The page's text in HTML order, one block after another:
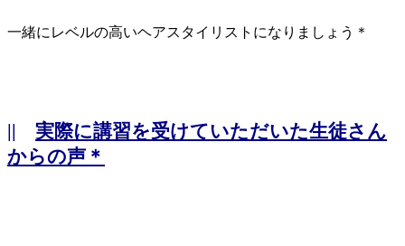
一緒にレベルの高いヘアスタイリストになりましょう＊
|| 実際に講習を受けていただいた生徒さん
からの声＊